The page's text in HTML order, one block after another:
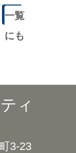
記事
一覧
にも
ィ
3-23